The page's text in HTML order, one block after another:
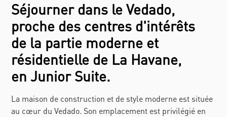
Séjourner dans le Vedado,
proche des centres d'intérêts
de la partie moderne et
résidentielle de La Havane,
en Junior Suite.
La maison de construction et de style moderne est située
au cœur du Vedado. Son emplacement est privilégié en